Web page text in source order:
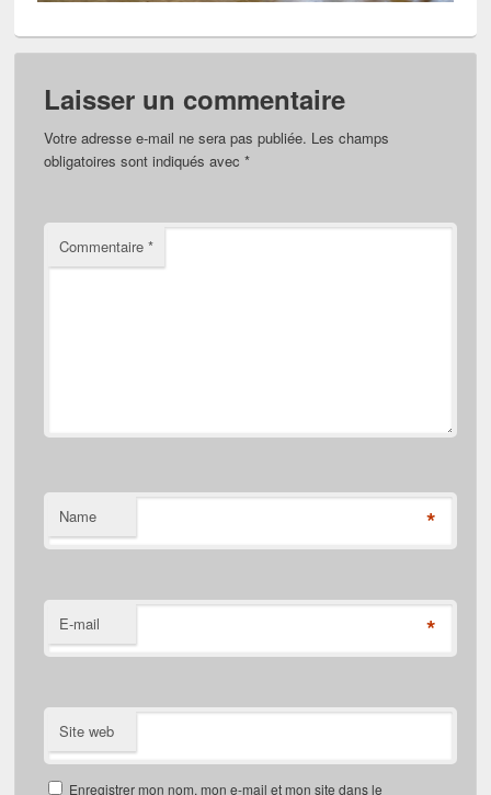
Laisser un commentaire
Votre adresse e-mail ne sera pas publiée. Les champs
obligatoires sont indiqués avec*
Commentaire*
Name *
E-mail *
Site web
Enregistrer mon nom, mon e-mail et mon site dans le